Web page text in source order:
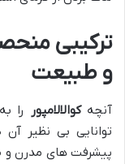
ترکیبی
و طبیعت
آنچهکوالالامپور
را
توانایی بی نظیر
پیشرفت های مدرن و